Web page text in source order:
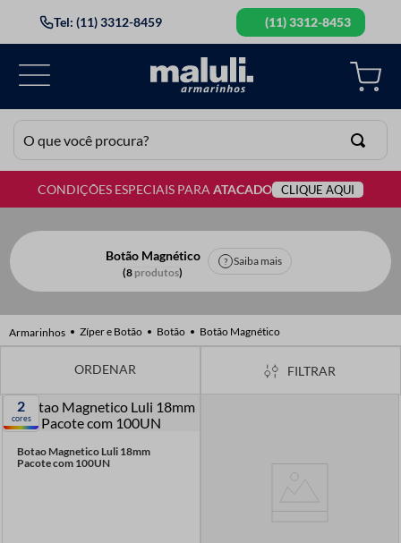
Tel: (11) 3312-8459 (11) 3312-8453
O que você procura?
CONDIÇÕES ESPECIAIS PARAATACADO CLIQUE AQUI
Botão Magnético
8 produtos
Saiba mais
Zíper e Botão Botão Botão Magnético
FILTRAR
2
cores
Botao Magnetico Luli 18mm
Pacote com 100UN
TERMOS MAIS BUSCADOS
4º
elastico
5º
renda
ziper
linha costura
9º
amigurumi